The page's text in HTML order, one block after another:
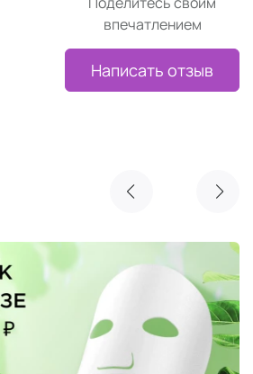
впечатлением
Написать отзыв
в подарок